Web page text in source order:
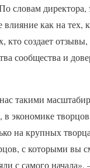
словам директора,
влияние как на тех,
кто создает отзывы,
сообщества и
такими
в экономике
на крупных
с которыми вы
с самого начала»,